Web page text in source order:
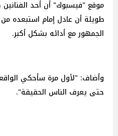
موقع "فيسبوك" أن أحد الفنانين
طويلة أن عادل إمام استبعده
الجمهور مع أدائه بشكل أكبر.
وأضاف: "لأول مرة سأحكي
حتى يعرف الناس الحقيقة".